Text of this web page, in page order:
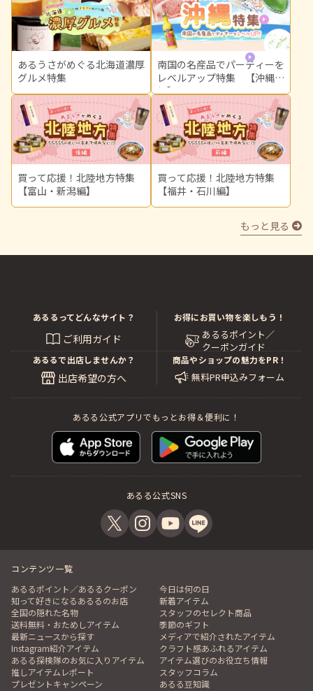
東北
中国
あるうさがめぐる北海道濃厚
グルメ特集
南国の名産品でパーティーを
レベルアップ特集 【沖縄
編】
買って応援！北陸地方特集
【富山・新潟編】
買って応援！北陸地方特集
【福井・石川編】
もっと見る
あるるってどんなサイト？
ご利用ガイド
お得にお買い物を楽しもう！
あるるポイント／
クーポンガイド
あるるで出店しませんか？
出店希望の方へ
商品やショップの魅力をPR！
無料PR申込みフォーム
あるる公式アプリでもっとお得＆便利に！
あるる公式SNS
コンテンツ一覧
あるるポイント／あるるクーポン
今日は何の日
知って好きになるあるるのお店
新着アイテム
全国の隠れた名物
スタッフのセレクト商品
送料無料・おためしアイテム
季節のギフト
最新ニュースから探す
メディアで紹介されたアイテム
Instagram紹介アイテム
クラフト感あふれるアイテム
あるる探検隊のお気に入りアイテム
アイテム選びのお役立ち情報
推しアイテムレポート
スタッフコラム
プレゼントキャンペーン
あるる豆知識